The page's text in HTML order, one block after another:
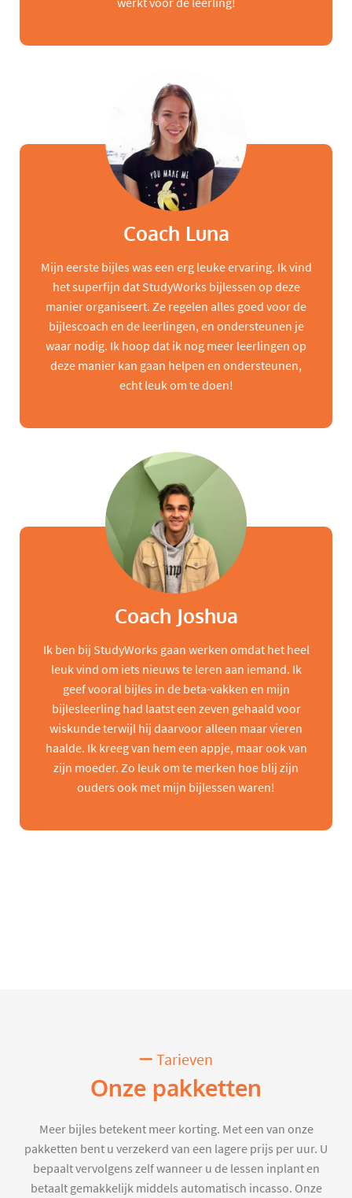
Coach Luna
Mijn eerste bijles was een erg leuke ervaring. Ik vind
het superfijn dat StudyWorks bijlessen op deze
manier organiseert. Ze regelen alles goed voor de
bijlescoach en de leerlingen, en ondersteunen je
waar nodig. Ik hoop dat ik nog meer leerlingen op
deze manier kan gaan helpen en ondersteunen,
echt leuk om te doen!
Coach Joshua
Ik ben bij StudyWorks gaan werken omdat het heel
leuk vind om iets nieuws te leren aan iemand. Ik
geef vooral bijles in de beta-vakken en mijn
bijlesleerling had laatst een zeven gehaald voor
wiskunde terwijl hij daarvoor alleen maar vieren
haalde. Ik kreeg van hem een appje, maar ook van
zijn moeder. Zo leuk om te merken hoe blij zijn
ouders ook met mijn bijlessen waren!
Tarieven
Onze pakketten
Meer bijles betekent meer korting. Met een van onze
pakketten bent u verzekerd van een lagere prijs per uur. U
bepaalt vervolgens zelf wanneer u de lessen inplant en
betaalt gemakkelijk middels automatisch incasso. Onze